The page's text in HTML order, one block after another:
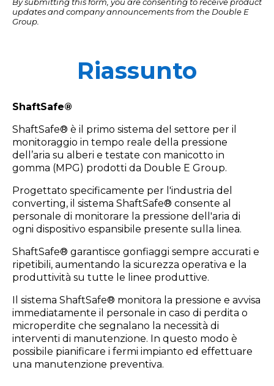
updates and company announcements from the Double E
Group.
Riassunto
ShaftSafe®
ShaftSafe® è il primo sistema del settore per il
monitoraggio in tempo reale della pressione
dell’aria su alberi e testate con manicotto in
gomma (MPG) prodotti da Double E Group.
Progettato specificamente per l'industria del
converting, il sistema ShaftSafe® consente al
personale di monitorare la pressione dell'aria di
ogni dispositivo espansibile presente sulla linea.
ShaftSafe® garantisce gonfiaggi sempre accurati e
ripetibili, aumentando la sicurezza operativa e la
produttività su tutte le linee produttive.
Il sistema ShaftSafe® monitora la pressione e avvisa
immediatamente il personale in caso di perdita o
microperdite che segnalano la necessità di
interventi di manutenzione. In questo modo è
possibile pianificare i fermi impianto ed effettuare
una manutenzione preventiva.